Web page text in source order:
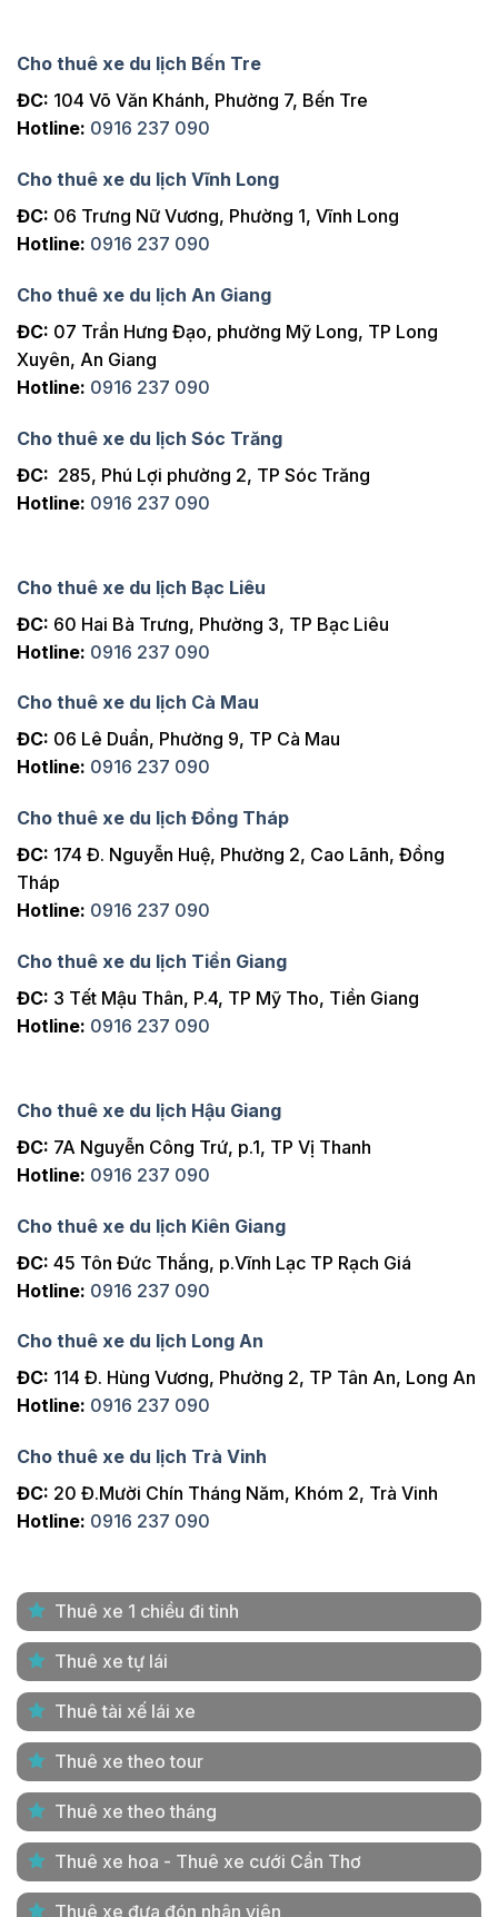
Cho thuê xe du lịch Bến Tre
ĐC: 104 Võ Văn Khánh, Phường 7, Bến Tre
Hotline: 0916 237 090
Cho thuê xe du lịch Vĩnh Long
ĐC: 06 Trưng Nữ Vương, Phường 1, Vĩnh Long
Hotline: 0916 237 090
Cho thuê xe du lịch An Giang
ĐC: 07 Trần Hưng Đạo, phường Mỹ Long, TP Long
Xuyên, An Giang
Hotline: 0916 237 090
Cho thuê xe du lịch Sóc Trăng
ĐC: 285, Phú Lợi phường 2, TP Sóc Trăng
Hotline: 0916 237 090
Cho thuê xe du lịch Bạc Liêu
ĐC: 60 Hai Bà Trưng, Phường 3, TP Bạc Liêu
Hotline: 0916 237 090
Cho thuê xe du lịch Cà Mau
ĐC: 06 Lê Duẩn, Phường 9, TP Cà Mau
Hotline: 0916 237 090
Cho thuê xe du lịch Đồng Tháp
ĐC: 174 Đ. Nguyễn Huệ, Phường 2, Cao Lãnh, Đồng
Tháp
Hotline: 0916 237 090
Cho thuê xe du lịch Tiền Giang
ĐC: 3 Tết Mậu Thân, P.4, TP Mỹ Tho, Tiền Giang
Hotline: 0916 237 090
Cho thuê xe du lịch Hậu Giang
ĐC: 7A Nguyễn Công Trứ, p.1, TP Vị Thanh
Hotline: 0916 237 090
Cho thuê xe du lịch Kiên Giang
ĐC: 45 Tôn Đức Thắng, p.Vĩnh Lạc TP Rạch Giá
Hotline: 0916 237 090
Cho thuê xe du lịch Long An
ĐC: 114 Đ. Hùng Vương, Phường 2, TP Tân An, Long An
Hotline: 0916 237 090
Cho thuê xe du lịch Trà Vinh
ĐC: 20 Đ.Mười Chín Tháng Năm, Khóm 2, Trà Vinh
Hotline: 0916 237 090
Thuê xe 1 chiều đi tỉnh
Thuê xe tự lái
Thuê tài xế lái xe
Thuê xe theo tour
Thuê xe theo tháng
Thuê xe hoa - Thuê xe cưới Cần Thơ
Thuê xe đưa đón nhân viên